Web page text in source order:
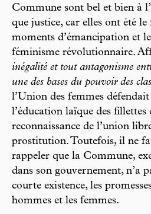
Commune sont bel et bien à
que justice, car elles ont été le
moments d’émancipation et
féminisme révolutionnaire.
inégalité et tout antagonisme
une des bases du pouvoir des
l’Union des femmes
l’éducation laïque des
reconnaissance de l’union
prostitution. Toutefois, il ne
rappeler que la Commune,
dans son gouvernement, n’a
courte existence, les
hommes et les femmes.